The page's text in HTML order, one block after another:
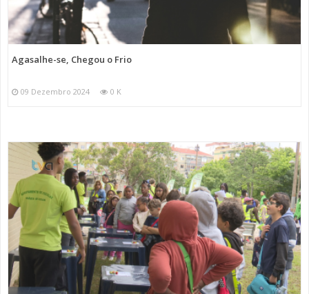
Agasalhe-se, Chegou o Frio
09 Dezembro 2024 0 K